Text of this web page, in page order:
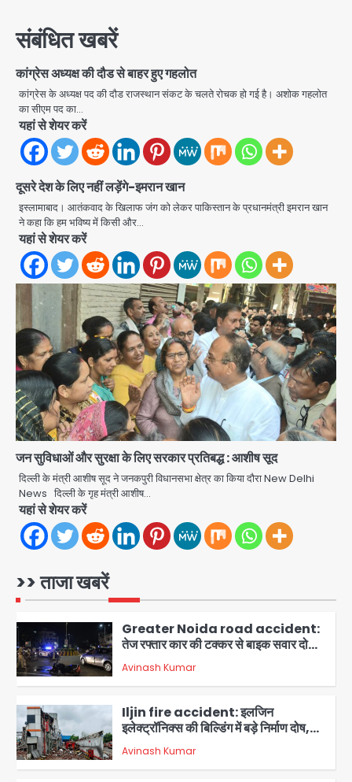
संबंधित खबरें
कांग्रेस अध्यक्ष की दौड से बाहर हुए गहलोत
कांग्रेस के अध्यक्ष पद की दौड राजस्थान संकट के चलते रोचक हो गई है। अशोक गहलोत
का सीएम पद का…
यहां से शेयर करें
दूसरे देश के लिए नहीं लड़ेंगे-इमरान खान
इस्लामाबाद। आतंकवाद के खिलाफ जंग को लेकर पाकिस्तान के प्रधानमंत्री इमरान खान
ने कहा कि हम भविष्य में किसी और…
यहां से शेयर करें
जन सुविधाओं और सुरक्षा के लिए सरकार प्रतिबद्ध : आशीष सूद
दिल्ली के मंत्री आशीष सूद ने जनकपुरी विधानसभा क्षेत्र का किया दौरा New Delhi
News दिल्ली के गृह मंत्री आशीष…
यहां से शेयर करें
>> ताजा खबरें
2
Greater Noida road accident:
तेज रफ्तार कार की टक्कर से बाइक सवार दो
Avinash Kumar
Iljin fire accident: इलजिन
इलेक्ट्रॉनिक्स की बिल्डिंग में बड़े निर्माण दोष,
कंक्रीट बीम तिरछा; पीडब्ल्यूडी ऑडिट में
चौंकाने वाला खुलासा
Avinash Kumar
4
Noida Sector-105: खूंखार कुत्तों और
बेपरवाह मालिकों की गुंडागर्दी पर आरडब्ल्यूए
अध्यक्ष दिव्य कृष्णात्रेय का करारा हमला,
पुलिस-प्राधिकरण से सख्त कार्रवाई की मांग
Avinash Kumar
5
Tarun Tejpal rape case: बॉम्बे
हाईकोर्ट ने 2013 के मामले में दोषी करार दिया,
10 साल की सजा सुनाई
Avinash Kumar
1
Dankaur accident: गंग नहर पटरी मार्ग
2
Greater Noida road accident:
तेज रफ्तार कार की टक्कर से बाइक सवार दो
युवकों की मौत, परिवारों में मातम
Avinash Kumar
3
Iljin fire accident: इलजिन
इलेक्ट्रॉनिक्स की बिल्डिंग में बड़े निर्माण दोष,
कंक्रीट बीम तिरछा; पीडब्ल्यूडी ऑडिट में
चौंकाने वाला खुलासा
Avinash Kumar